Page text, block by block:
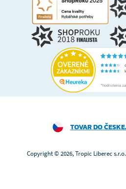
TOVAR DO
Copyright © 2026, Tropic Liberec